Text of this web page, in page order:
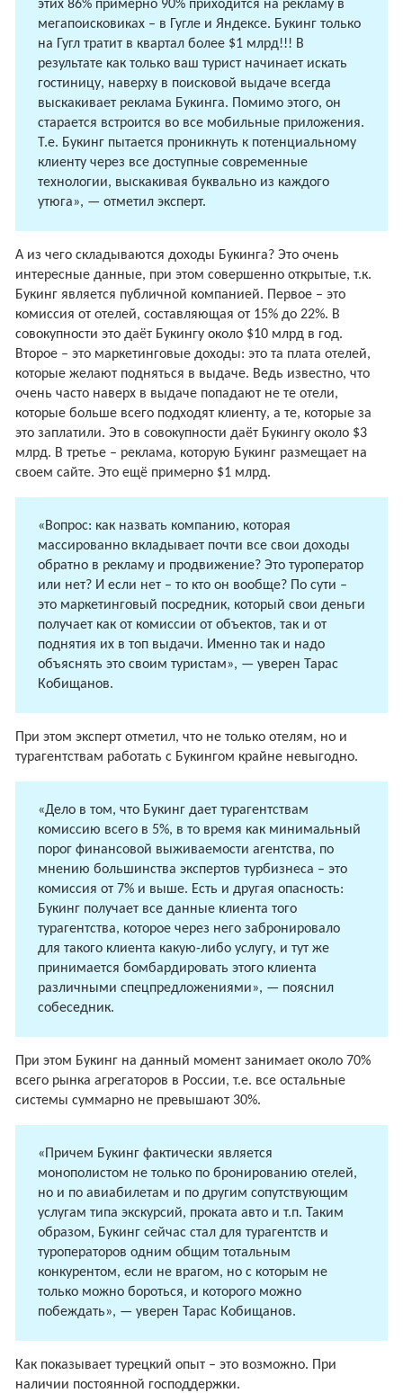
этих 86% примерно 90% приходится на рекламу в
мегапоисковиках – в Гугле и Яндексе. Букинг только
на Гугл тратит в квартал более $1 млрд!!! В
результате как только ваш турист начинает искать
гостиницу, наверху в поисковой выдаче всегда
выскакивает реклама Букинга. Помимо этого, он
старается встроится во все мобильные приложения.
Т.е. Букинг пытается проникнуть к потенциальному
клиенту через все доступные современные
технологии, выскакивая буквально из каждого
утюга», — отметил эксперт.
А из чего складываются доходы Букинга? Это очень
интересные данные, при этом совершенно открытые, т.к.
Букинг является публичной компанией. Первое – это
комиссия от отелей, составляющая от 15% до 22%. В
совокупности это даёт Букингу около $10 млрд в год.
Второе – это маркетинговые доходы: это та плата отелей,
которые желают подняться в выдаче. Ведь известно, что
очень часто наверх в выдаче попадают не те отели,
которые больше всего подходят клиенту, а те, которые за
это заплатили. Это в совокупности даёт Букингу около $3
млрд. B третье – реклама, которую Букинг размещает на
своем сайте. Это ещё примерно $1 млрд.
«Вопрос: как назвать компанию, которая
массированно вкладывает почти все свои доходы
обратно в рекламу и продвижение? Это туроператор
или нет? И если нет – то кто он вообще? По сути –
это маркетинговый посредник, который свои деньги
получает как от комиссии от объектов, так и от
поднятия их в топ выдачи. Именно так и надо
объяснять это своим туристам», — уверен Тарас
Кобищанов.
При этом эксперт отметил, что не только отелям, но и
турагентствам работать с Букингом крайне невыгодно.
«Дело в том, что Букинг дает турагентствам
комиссию всего в 5%, в то время как минимальный
порог финансовой выживаемости агентства, по
мнению большинства экспертов турбизнеса – это
комиссия от 7% и выше. Есть и другая опасность:
Букинг получает все данные клиента того
турагентства, которое через него забронировало
для такого клиента какую-либо услугу, и тут же
принимается бомбардировать этого клиента
различными спецпредложениями», — пояснил
собеседник.
При этом Букинг на данный момент занимает около 70%
всего рынка агрегаторов в России, т.е. все остальные
системы суммарно не превышают 30%.
«Причем Букинг фактически является
монополистом не только по бронированию отелей,
но и по авиабилетам и по другим сопутствующим
услугам типа экскурсий, проката авто и т.п. Таким
образом, Букинг сейчас стал для турагентств и
туроператоров одним общим тотальным
конкурентом, если не врагом, но с которым не
только можно бороться, и которого можно
побеждать», — уверен Тарас Кобищанов.
Как показывает турецкий опыт – это возможно. При
наличии постоянной господдержки.